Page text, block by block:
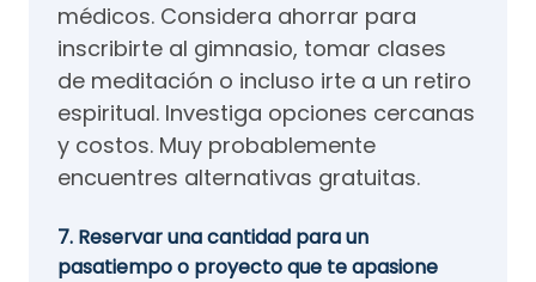
médicos. Considera ahorrar para
inscribirte al gimnasio, tomar clases
de meditación o incluso irte a un retiro
espiritual. Investiga opciones cercanas
y costos. Muy probablemente
encuentres alternativas gratuitas.
7. Reservar una cantidad para un
pasatiempo o proyecto que te apasione